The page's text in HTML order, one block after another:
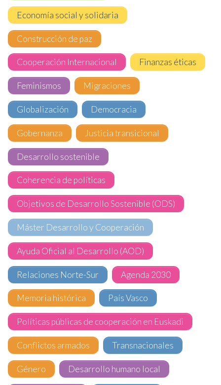
Economía social y solidaria
Construcción de paz
Cooperación Internacional Finanzas éticas
Feminismos Migraciones
Globalización Democracia
Gobernanza Justicia transicional
Desarrollo sostenible
Coherencia de políticas
Objetivos de Desarrollo Sostenible (ODS)
Máster Desarrollo y Cooperación
Ayuda Oficial al Desarrollo (AOD)
Relaciones Norte-Sur Agenda 2030
Memoria histórica País Vasco
Políticas públicas de cooperación en Euskadi
Conflictos armados Transnacionales
Género Desarrollo humano local